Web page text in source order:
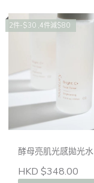
2件-$30 ,4件減$80
酵母亮肌光感拋光水
HKD $348.00